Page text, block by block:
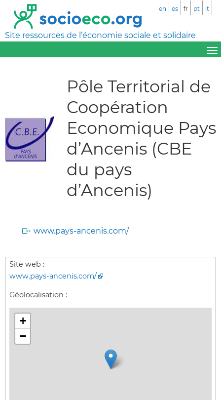
Site ressources de l’économie sociale et solidaire
en es fr pt it
Pôle Territorial de
Coopération
Economique Pays
d’Ancenis (CBE
du pays
d’Ancenis)
www.pays-ancenis.com/
Site web :
www.pays-ancenis.com/
Géolocalisation :
+
−